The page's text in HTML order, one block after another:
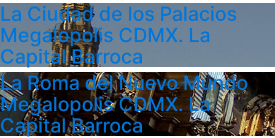
La Ciudad de los Palacios
Megalopolis CDMX. La
Capital Barroca
La Roma del Nuevo Mundo
Megalopolis CDMX. La
Capital Barroca